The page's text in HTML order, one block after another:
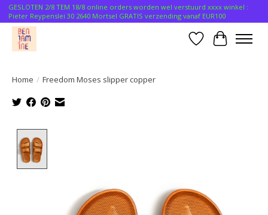
GESLOTEN 2/8 TEM 18/8 online orders worden wel verstuurd xxxx winkel :
Pieter Reypenslei 30 2640 Mortsel GRATIS verzending vanaf EUR100
Verlanglijst
Home / Freedom Moses slipper copper